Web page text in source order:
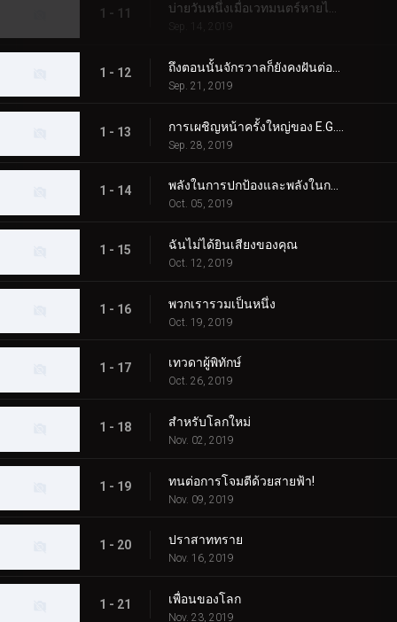
1 - 11 บ่ายวันหนึ่งเมื่อเวทมนตร์หายไปจากดวงดาว
Sep. 14, 2019
1 - 12
Sep. 21, 2019
1 - 13
Sep. 28, 2019
1 - 14 พลังในการปกป้องและพลังในการต่อสู้
Oct. 05, 2019
1 - 15 ฉันไม่ได้ยินเสียงของคุณ
Oct. 12, 2019
1 - 16 พวกเรารวมเป็นหนึ่ง
Oct. 19, 2019
1 - 17 เทวดาผู้พิทักษ์
Oct. 26, 2019
1 - 18 สำหรับโลกใหม่
Nov. 02, 2019
1 - 19 ทนต่อการโจมตีด้วยสายฟ้า!
Nov. 09, 2019
1 - 20 ปราสาททราย
Nov. 16, 2019
1 - 21 เพื่อนของโลก
Nov. 23, 2019